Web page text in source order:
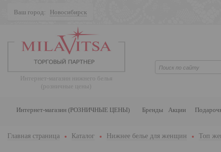
Ваш город: Новосибирск
Интернет-магазин нижнего белья
(розничные цены)
Интернет-магазин (РОЗНИЧНЫЕ ЦЕНЫ) Бренды Акции
Главная страница Каталог Нижнее белье для женщин Топ